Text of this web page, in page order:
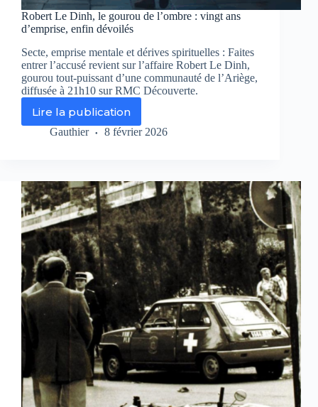
Robert Le Dinh, le gourou de l’ombre : vingt ans
d’emprise, enfin dévoilés
Secte, emprise mentale et dérives spirituelles : Faites
entrer l’accusé revient sur l’affaire Robert Le Dinh,
gourou tout-puissant d’une communauté de l’Ariège,
diffusée à 21h10 sur RMC Découverte.
Lire la publication
Robert
Le
de
l’ombre
:
vingt
ans
d’emprise,
enfin
dévoilés
Gauthier 8 février 2026